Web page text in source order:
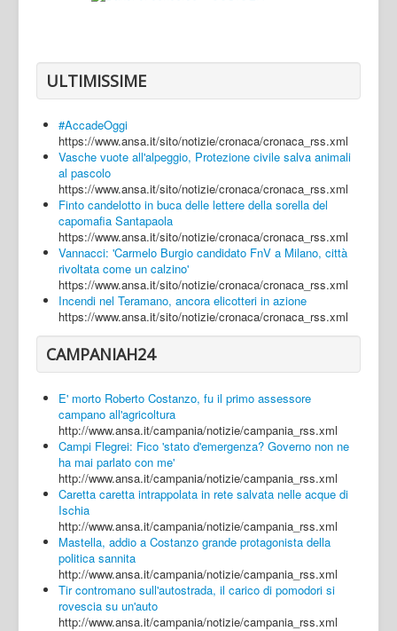
Caserta
Napoli
Salerno
Login
ULTIMISSIME
#AccadeOggi
https://www.ansa.it/sito/notizie/cronaca/cronaca_rss.xml
Vasche vuote all'alpeggio, Protezione civile salva animali
al pascolo
https://www.ansa.it/sito/notizie/cronaca/cronaca_rss.xml
Finto candelotto in buca delle lettere della sorella del
capomafia Santapaola
https://www.ansa.it/sito/notizie/cronaca/cronaca_rss.xml
Vannacci: 'Carmelo Burgio candidato FnV a Milano, città
rivoltata come un calzino'
https://www.ansa.it/sito/notizie/cronaca/cronaca_rss.xml
Incendi nel Teramano, ancora elicotteri in azione
https://www.ansa.it/sito/notizie/cronaca/cronaca_rss.xml
CAMPANIAH24
E' morto Roberto Costanzo, fu il primo assessore
campano all'agricoltura
http://www.ansa.it/campania/notizie/campania_rss.xml
Campi Flegrei: Fico 'stato d'emergenza? Governo non ne
ha mai parlato con me'
http://www.ansa.it/campania/notizie/campania_rss.xml
Caretta caretta intrappolata in rete salvata nelle acque di
Ischia
http://www.ansa.it/campania/notizie/campania_rss.xml
Mastella, addio a Costanzo grande protagonista della
politica sannita
http://www.ansa.it/campania/notizie/campania_rss.xml
Tir contromano sull'autostrada, il carico di pomodori si
rovescia su un'auto
http://www.ansa.it/campania/notizie/campania_rss.xml